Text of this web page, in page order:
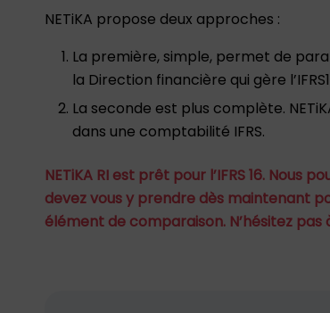
NETiKA propose deux approches :
La première, simple, permet de
la Direction financière qui gère
La seconde est plus complète.
dans une comptabilité IFRS.
NETiKA RI est prêt pour l’IFRS 16.
devez vous y prendre dès maintenant
élément de comparaison. N’hésitez